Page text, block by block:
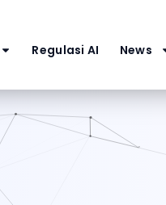
Regulasi AI News